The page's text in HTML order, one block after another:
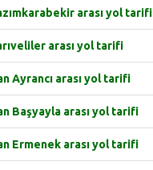
arası yol tarifi
arası yol tarifi
Ayrancı arası yol tarifi
Başyayla arası yol tarifi
Ermenek arası yol tarifi